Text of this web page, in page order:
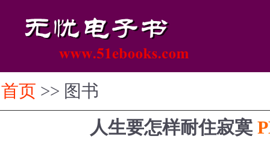
首页 >> 图书
人生要怎样耐住寂寞